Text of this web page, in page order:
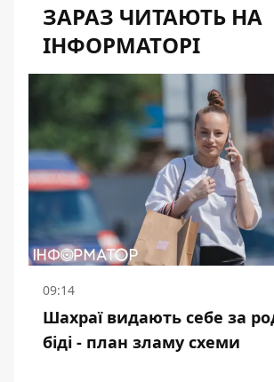
ЗАРАЗ ЧИТАЮТЬ НА
ІНФОРМАТОРІ
09:14
Шахраї видають себе за
біді - план зламу схеми